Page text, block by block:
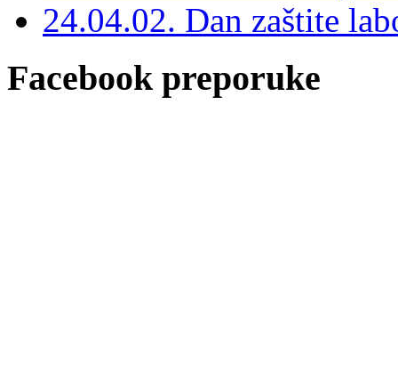
24.04.02. Dan zaštite
Facebook preporuke